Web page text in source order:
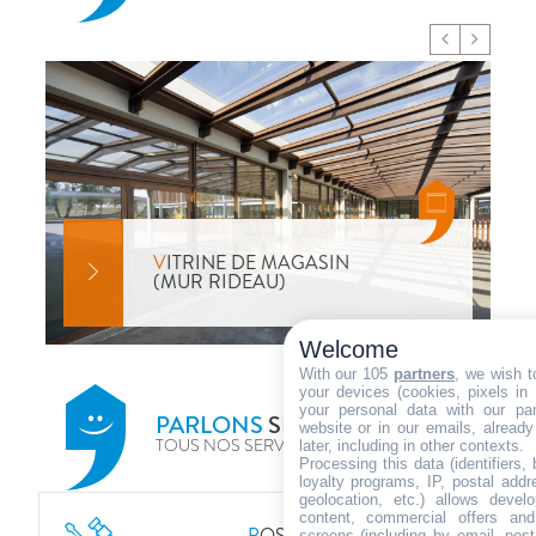
VITRINE DE MAGASIN
(MUR RIDEAU)
PARLONS SERVICES
>
TOUS NOS SERVICES
Welcome
With our 105 partners, we wish
your devices (cookies, pixels
your personal data with our
website or in our emails,
later, including in other contexts.
Processing this data (identifiers,
loyalty programs, IP, postal
geolocation, etc.) allows
content, commercial offers